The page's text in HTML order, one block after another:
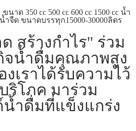
าด 350 cc 500 cc 600 cc 1500 cc น้ำ
ำจืด ขนาดบรรทุก15000-30000ลิตร
สร้างกำไร" ร่วม
จน้ำดื่มคุณภาพสูง
เราได้รับความไว้
ริโภค มาร่วม
น้ำดื่มที่แข็งแกร่ง